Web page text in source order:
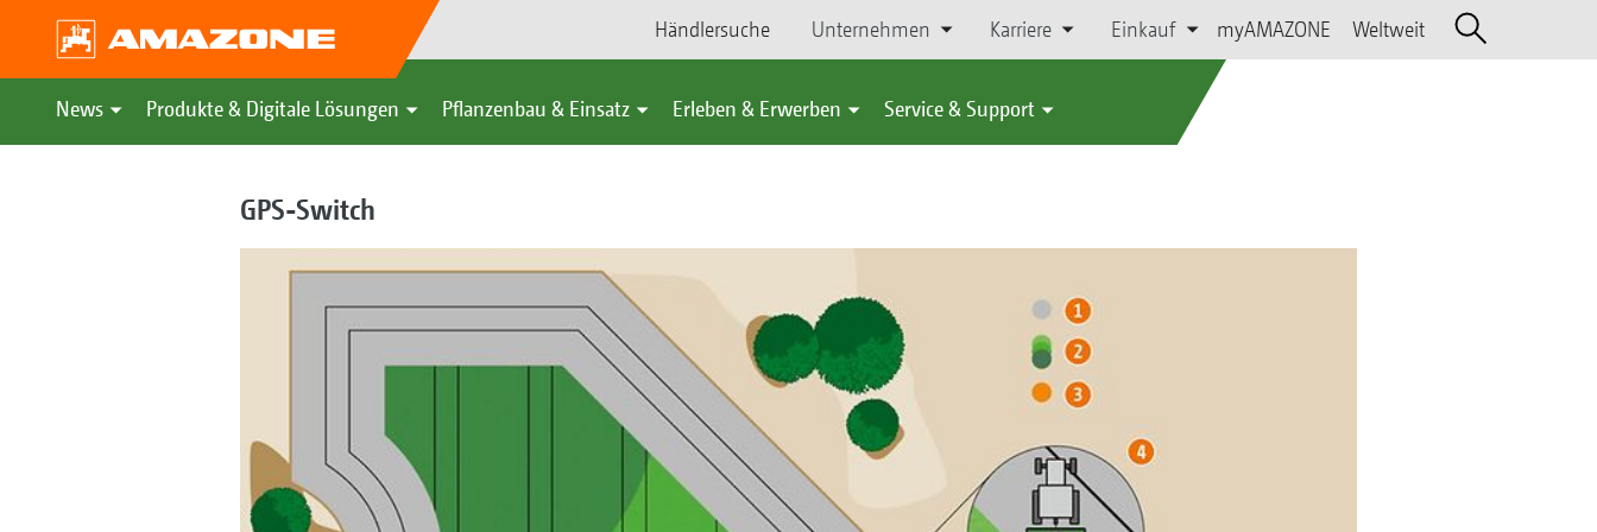
Händlersuche Unternehmen Karriere Einkauf myAMAZONE Weltweit
News Produkte & Digitale Lösungen Pflanzenbau & Einsatz Erleben & Erwerben Service & Support
GPS-Switch